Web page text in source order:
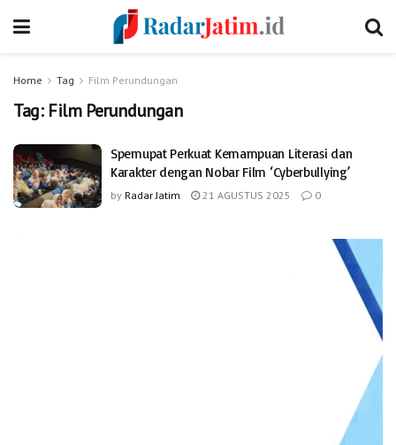
Home Tag Film Perundungan
Tag: Film Perundungan
Spemupat Perkuat Kemampuan Literasi dan
Karakter dengan Nobar Film ‘Cyberbullying’
by Radar Jatim 21 AGUSTUS 2025 0